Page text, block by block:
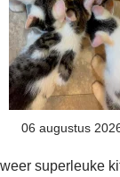
06 augustus
superleuke